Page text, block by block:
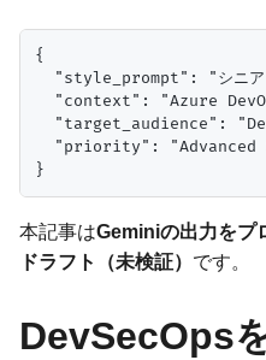
{
"style_prompt": "シニア・
"context": "Azure
"target_audience":
"priority": "Advanced
本記事はGeminiの出力をプ
ドラフト（未検証） です。
DevSecOps